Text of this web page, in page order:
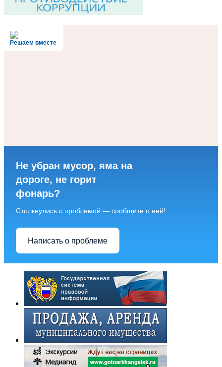
Решаем вместе
Не убран мусор, яма на
дороге, не горит
фонарь?
Столкнулись с проблемой — сообщите о ней!
Написать о проблеме